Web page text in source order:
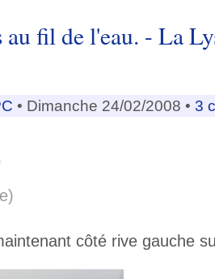
au fil de l'eau. - La
• Dimanche 24/02/2008 • 3
côté rive gauche